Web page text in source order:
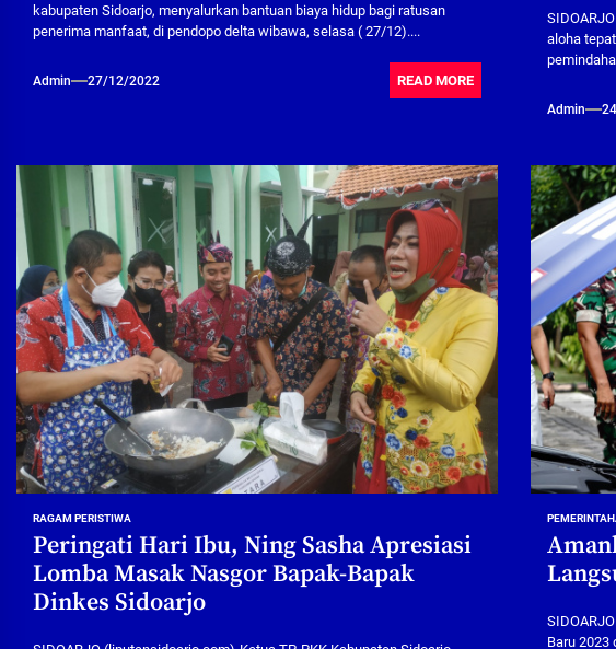
kabupaten Sidoarjo, menyalurkan bantuan biaya hidup bagi ratusan
penerima manfaat, di pendopo delta wibawa, selasa ( 27/12)....
Admin 27/12/2022 READ MORE
aloha
Admin
RAGAM PERISTIWA
Peringati Hari Ibu, Ning Sasha Apresiasi
Lomba Masak Nasgor Bapak-Bapak
Dinkes Sidoarjo
Baru 2023